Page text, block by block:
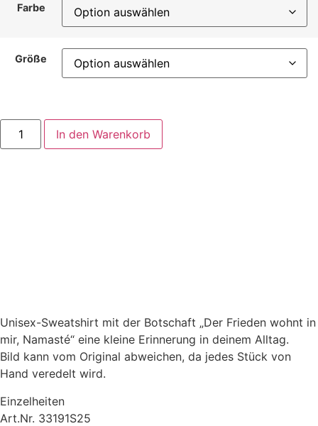
Farbe
Größe
Unisex
Sweatshirt
"Der
In den Warenkorb
Unisex-Sweatshirt mit der Botschaft „Der Frieden wohnt in
mir, Namasté“ eine kleine Erinnerung in deinem Alltag.
Bild kann vom Original abweichen, da jedes Stück von
Hand veredelt wird.
Einzelheiten
Art.Nr. 33191S25